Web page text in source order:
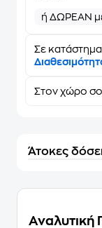
ή ΔΩΡΕΑΝ
Σε
Στον χώρο
Άτοκες
Αναλυτική